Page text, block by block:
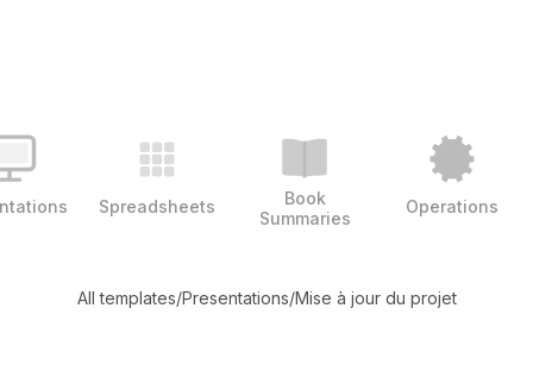
Spreadsheets
Book
Summaries
Operations
All templates/Presentations/Mise à jour du projet